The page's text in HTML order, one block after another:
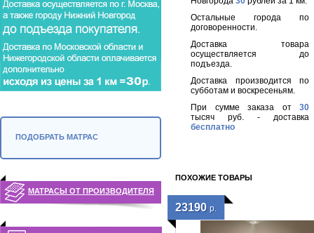
Остальные города по
договоренности.
Доставка товара
осуществляется до
подъезда.
Доставка производится по
субботам и воскресеньям.
При сумме заказа от30
тысяч руб. - доставка
бесплатно
ПОХОЖИЕ ТОВАРЫ
23190 р.
ПОДОБРАТЬ МАТРАС
МАТРАСЫ ОТ ПРОИЗВОДИТЕЛЯ